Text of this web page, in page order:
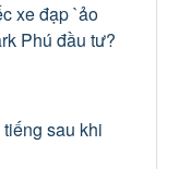
xe đạp `ảo
Phú đầu tư?
sau khi